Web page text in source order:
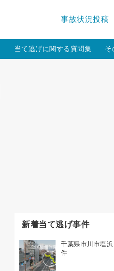
事故状況投稿
当て逃げに関する質問集 そ
新着当て逃げ事件
千葉県市川市塩
件